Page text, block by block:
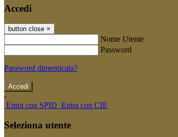
Accedi
button close ×
Nome Utente
Password
Password dimenticata?
-
Entra con SPID Entra con CIE
Seleziona utente